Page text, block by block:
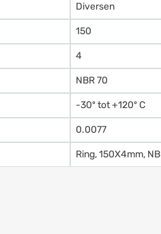
Diversen
150
4
NBR 70
-30º tot +120º C
0.0077
Ring, 150X4mm,